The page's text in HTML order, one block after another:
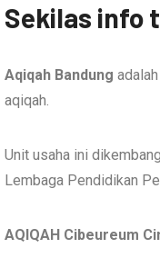
Sekilas info
Aqiqah Bandung
aqiqah.
Unit usaha ini
Lembaga Pendidikan
AQIQAH Cibeureum